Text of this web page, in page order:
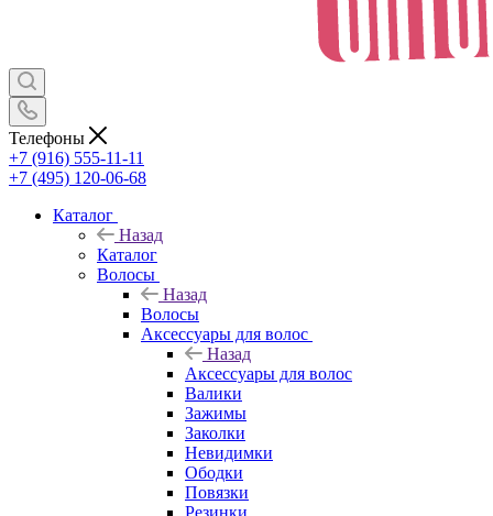
Телефоны
+7 (916) 555-11-11
+7 (495) 120-06-68
Каталог
Назад
Каталог
Волосы
Назад
Волосы
Аксессуары для волос
Назад
Аксессуары для волос
Валики
Зажимы
Заколки
Невидимки
Ободки
Повязки
Резинки